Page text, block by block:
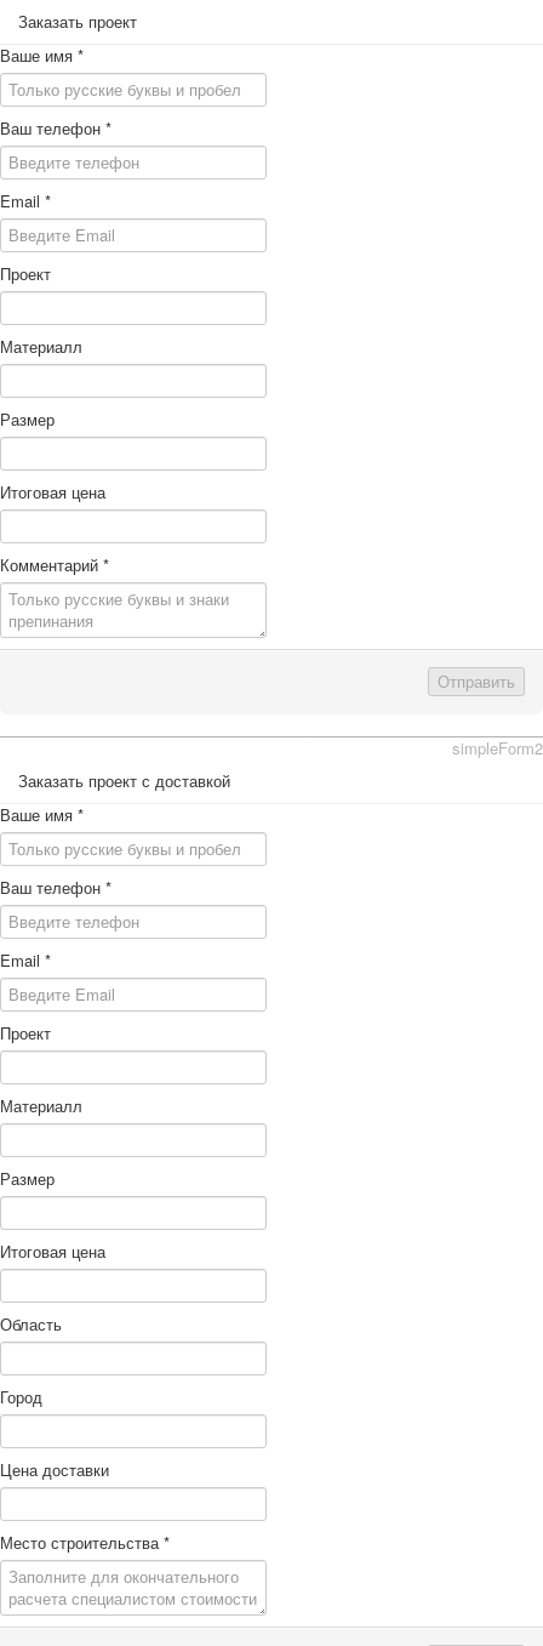
Заказать проект
Ваше имя *
Ваш телефон *
Email *
Проект
Материалл
Размер
Итоговая цена
Комментарий *
Отправить
simpleForm2
Заказать проект с доставкой
Ваше имя *
Ваш телефон *
Email *
Проект
Материалл
Размер
Итоговая цена
Область
Город
Цена доставки
Место строительства*